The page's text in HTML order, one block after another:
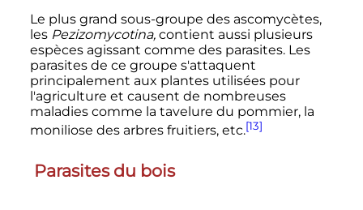
Le plus grand sous-groupe des ascomycètes,
les Pezizomycotina,contient aussi plusieurs
espèces agissant comme des parasites. Les
parasites de ce groupe s'attaquent
principalement aux plantes utilisées pour
l'agriculture et causent de nombreuses
maladies comme la tavelure du pommier, la
moniliose des arbres fruitiers, etc.[13]
Parasites du bois